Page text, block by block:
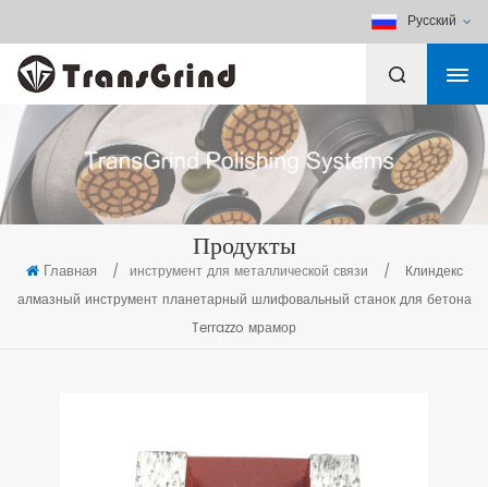
Русский
Продукты
Главная / инструмент для металлической связи /
Клиндекс
алмазный инструмент планетарный шлифовальный станок для бетона
Terrazzo мрамор